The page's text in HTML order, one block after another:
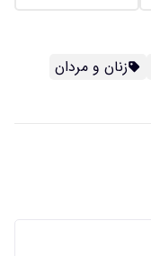
زنان و مردان